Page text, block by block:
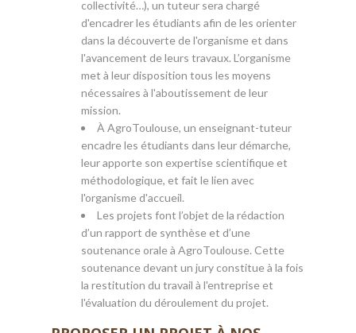
collectivité…), un tuteur sera chargé
d'encadrer les étudiants afin de les orienter
dans la découverte de l'organisme et dans
l'avancement de leurs travaux. L’organisme
met à leur disposition tous les moyens
nécessaires à l'aboutissement de leur
mission.
À AgroToulouse, un enseignant-tuteur
encadre les étudiants dans leur démarche,
leur apporte son expertise scientifique et
méthodologique, et fait le lien avec
l'organisme d'accueil.
Les projets font l’objet de la rédaction
d’un rapport de synthèse et d’une
soutenance orale à AgroToulouse. Cette
soutenance devant un jury constitue à la fois
la restitution du travail à l'entreprise et
l'évaluation du déroulement du projet.